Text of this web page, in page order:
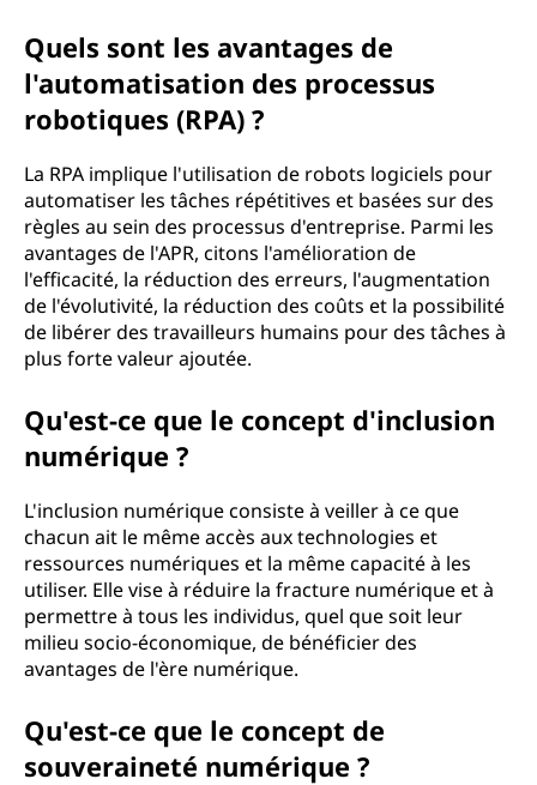
Quels sont les avantages de
l'automatisation des processus
robotiques (RPA) ?
La RPA implique l'utilisation de robots logiciels pour
automatiser les tâches répétitives et basées sur des
règles au sein des processus d'entreprise. Parmi les
avantages de l'APR, citons l'amélioration de
l'efficacité, la réduction des erreurs, l'augmentation
de l'évolutivité, la réduction des coûts et la possibilité
de libérer des travailleurs humains pour des tâches à
plus forte valeur ajoutée.
Qu'est-ce que le concept d'inclusion
numérique ?
L'inclusion numérique consiste à veiller à ce que
chacun ait le même accès aux technologies et
ressources numériques et la même capacité à les
utiliser. Elle vise à réduire la fracture numérique et à
permettre à tous les individus, quel que soit leur
milieu socio-économique, de bénéficier des
avantages de l'ère numérique.
Qu'est-ce que le concept de
souveraineté numérique ?